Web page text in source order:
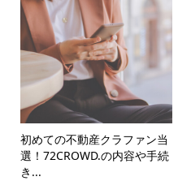
初めての不動産クラファン当
選！72CROWD.の内容や手続
き...